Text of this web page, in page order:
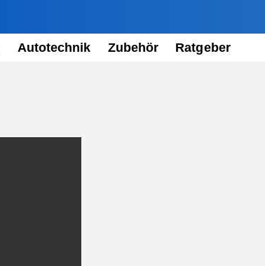
Autotechnik Zubehör Ratgeber